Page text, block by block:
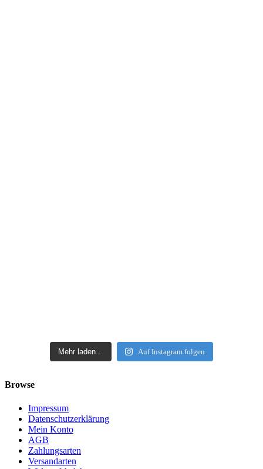
Mehr laden… Auf Instagram folgen
Browse
Impressum
Datenschutzerklärung
Mein Konto
AGB
Zahlungsarten
Versandarten